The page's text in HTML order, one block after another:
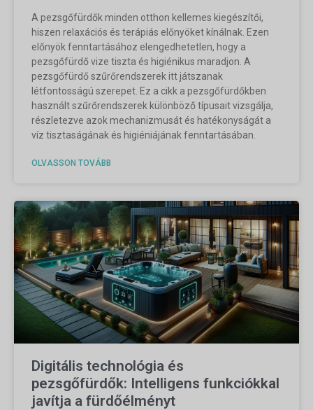
A pezsgőfürdők minden otthon kellemes kiegészítői,
hiszen relaxációs és terápiás előnyöket kínálnak. Ezen
előnyök fenntartásához elengedhetetlen, hogy a
pezsgőfürdő vize tiszta és higiénikus maradjon. A
pezsgőfürdő szűrőrendszerek itt játszanak
létfontosságú szerepet. Ez a cikk a pezsgőfürdőkben
használt szűrőrendszerek különböző típusait vizsgálja,
részletezve azok mechanizmusát és hatékonyságát a
víz tisztaságának és higiéniájának fenntartásában.
OLVASSON TOVÁBB
Digitális technológia és
pezsgőfürdők: Intelligens funkciókkal
javítja a fürdőélményt